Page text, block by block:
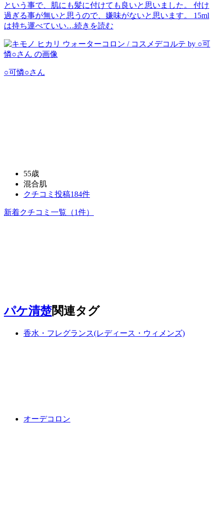
という事で、肌にも髪に付けても良いと思いました。 付け
過ぎる事が無いと思うので、嫌味がないと思います。 15ml
は持ち運べていい…続きを読む
○可憐○さん
55歳
混合肌
クチコミ投稿184件
新着クチコミ一覧 （1件）
パケ清楚関連タグ
香水・フレグランス(レディース・ウィメンズ)
オーデコロン